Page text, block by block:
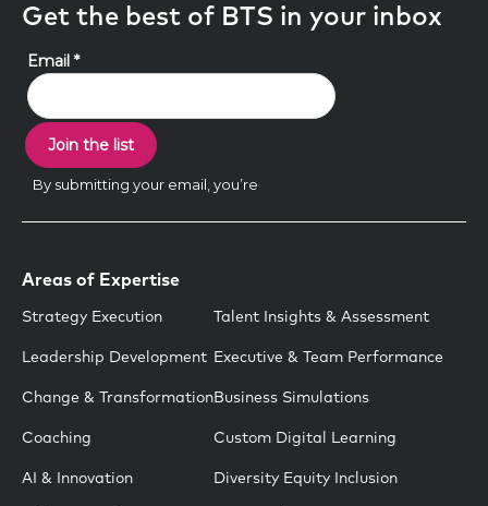
Get the best of BTS in your inbox
Areas of Expertise
Strategy Execution
Leadership Development
Change & Transformation
Coaching
AI & Innovation
Talent Insights & Assessment
Executive & Team Performance
Business Simulations
Custom Digital Learning
Diversity Equity Inclusion